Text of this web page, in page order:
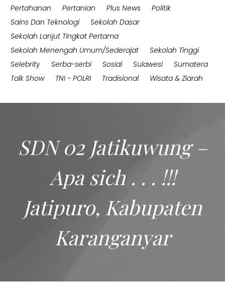
Pertahanan
Pertanian Plus News
Politik
Sains Dan Teknologi
Sekolah Dasar
Sekolah Lanjut Tingkat Pertama
Sekolah Menengah Umum/Sederajat
Sekolah Tinggi
Selebrity
Serba-serbi Sosial Sulawesi
Sumatera
Talk Show
TNI - POLRI Tradisional Wisata & Ziarah
SDN 02 Jatikuwung –
Apa sich . . . !!!
Jatipuro, Kabupaten
Karanganyar